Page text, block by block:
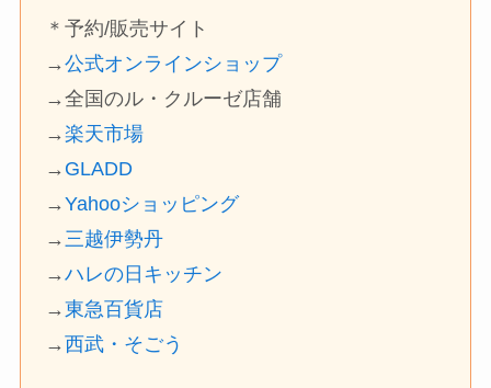
＊予約/販売サイト
→公式オンラインショップ
→全国のル・クルーゼ店舗
→楽天市場
→ GLADD
→Yahooショッピング
→三越伊勢丹
→ハレの日キッチン
→東急百貨店
→西武・そごう